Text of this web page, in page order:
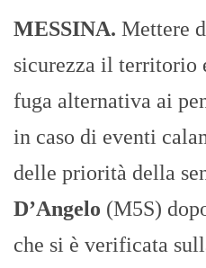
MESSINA. Mettere
sicurezza il territorio
fuga alternativa ai
in caso di eventi
delle priorità della
D’Angelo (M5S)
che si è verificata